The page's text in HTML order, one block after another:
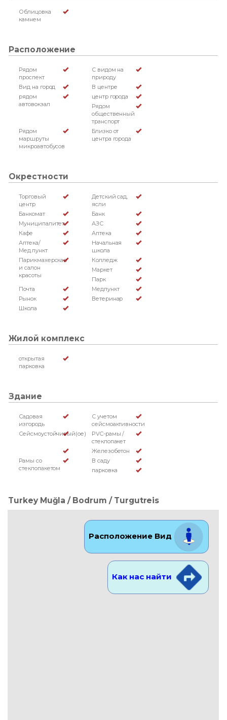
Облицовка
камнем
Расположение
Рядом
проспект
С видом на
природу
Вид на город
В центре
рядом
автовокзал
центр города
Рядом
общественный
транспорт
Рядом
маршруты
микроавтобусов
Близко от
центра города
Окрестности
Торговый
центр
Детский сад,
ясли
Банкомат
Банк
Муниципалитет
АЗС
Кафе
Аптека
Аптека/
Мед.пункт
Начальная
школа
Парикмахерская
и салон
красоты
Колледж
Маркет
Парк
Почта
Медпункт
Рынок
Ветеринар
Школа
Жилой комплекс
открытая
парковка
Здание
Садовая
изгородь
С учетом
сейсмоактивности
Сейсмоустойчивый(ое)
PVC-рамы /
стеклопакет
Железобетон
Рамы со
стеклопакетом
В саду
парковка
Turkey Muğla / Bodrum / Turgutreis
Расположение Вид
Как нас найти